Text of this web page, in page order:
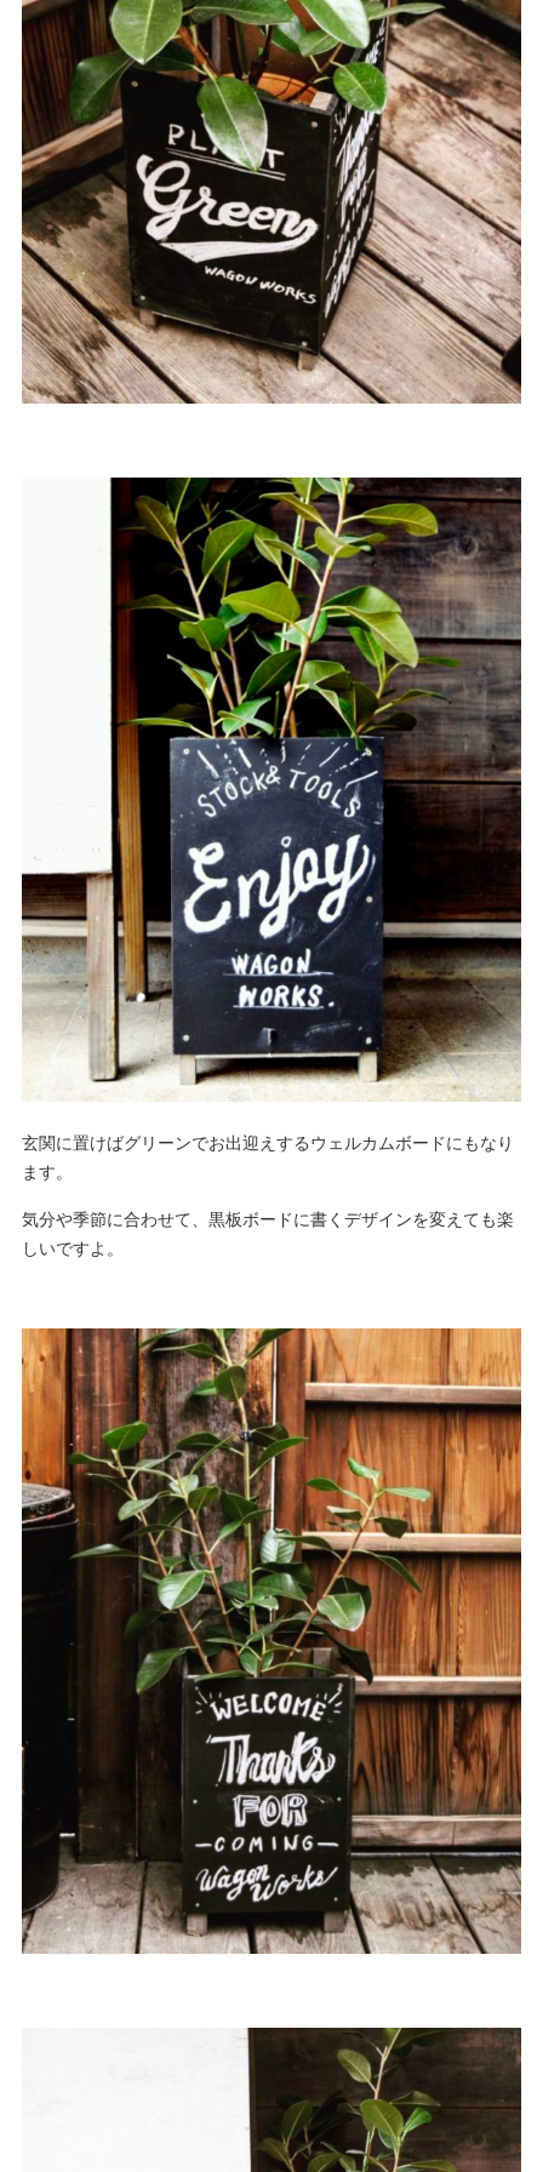
玄関に置けばグリーンでお出迎えするウェルカムボードにもなり
ます。
気分や季節に合わせて、黒板ボードに書くデザインを変えても楽
しいですよ。